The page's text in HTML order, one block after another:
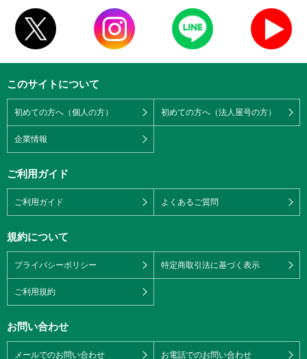
このサイトについて
初めての方へ（個人の方） 初めての方へ（法人屋号の方）
企業情報
ご利用ガイド
ご利用ガイド よくあるご質問
規約について
プライバシーポリシー 特定商取引法に基づく表示
ご利用規約
お問い合わせ
メールでのお問い合わせ お電話でのお問い合わせ